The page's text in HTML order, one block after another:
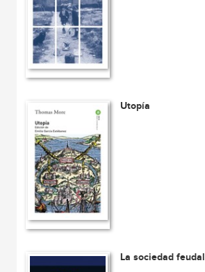
Utopía
La sociedad feudal